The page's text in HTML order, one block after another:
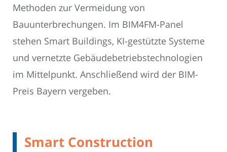
Methoden zur Vermeidung von
Bauunterbrechungen. Im BIM4FM-Panel
stehen Smart Buildings, KI-gestützte Systeme
und vernetzte Gebäudebetriebstechnologien
im Mittelpunkt. Anschließend wird der BIM-
Preis Bayern vergeben.
Smart Construction